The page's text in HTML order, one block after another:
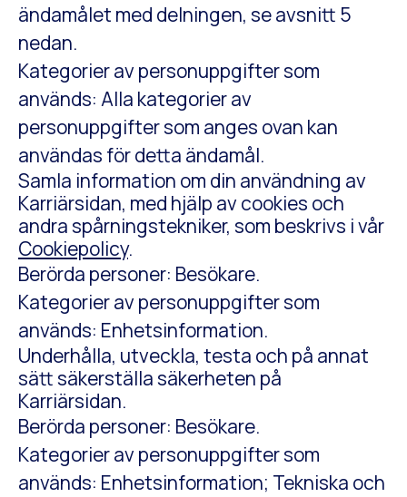
ändamålet med delningen, se avsnitt 5
nedan.
Kategorier av personuppgifter som
används: Alla kategorier av
personuppgifter som anges ovan kan
användas för detta ändamål.
Samla information om din användning av
Karriärsidan, med hjälp av cookies och
andra spårningstekniker, som beskrivs i vår
Cookiepolicy.
Berörda personer: Besökare.
Kategorier av personuppgifter som
används: Enhetsinformation.
Underhålla, utveckla, testa och på annat
sätt säkerställa säkerheten på
Karriärsidan.
Berörda personer: Besökare.
Kategorier av personuppgifter som
används: Enhetsinformation; Tekniska och